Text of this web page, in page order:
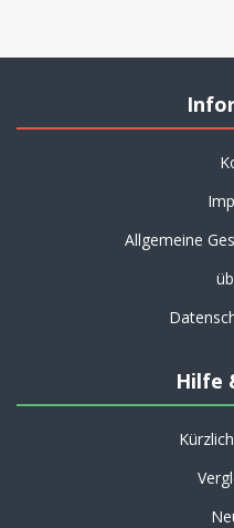
Allgemeine
Hilfe